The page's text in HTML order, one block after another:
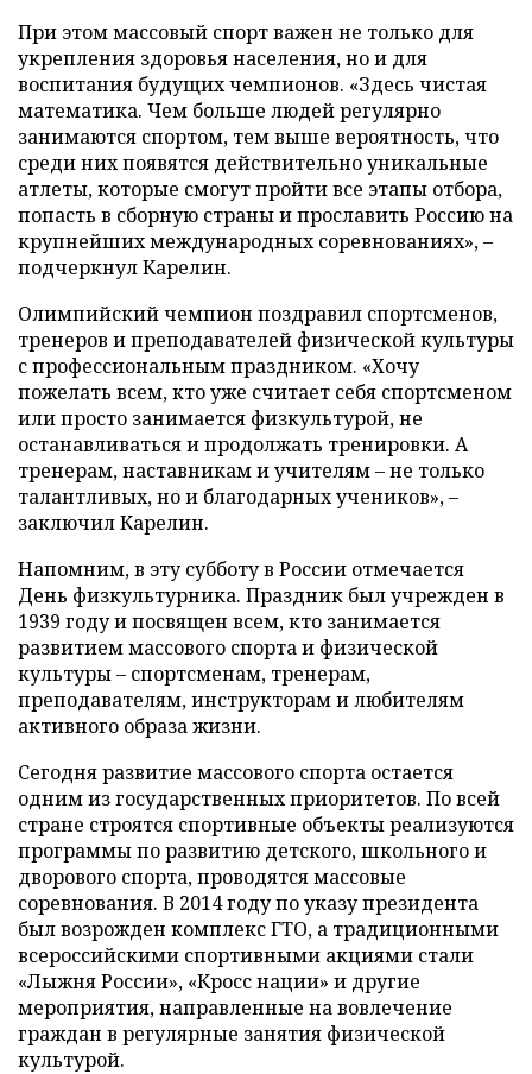
При этом массовый спорт важен не только для
укрепления здоровья населения, но и для
воспитания будущих чемпионов. «Здесь чистая
математика. Чем больше людей регулярно
занимаются спортом, тем выше вероятность, что
среди них появятся действительно уникальные
атлеты, которые смогут пройти все этапы отбора,
попасть в сборную страны и прославить Россию на
крупнейших международных соревнованиях», –
подчеркнул Карелин.
Олимпийский чемпион поздравил спортсменов,
тренеров и преподавателей физической культуры
с профессиональным праздником. «Хочу
пожелать всем, кто уже считает себя спортсменом
или просто занимается физкультурой, не
останавливаться и продолжать тренировки. А
тренерам, наставникам и учителям – не только
талантливых, но и благодарных учеников», –
заключил Карелин.
Напомним, в эту субботу в России отмечается
День физкультурника. Праздник был учрежден в
1939 году и посвящен всем, кто занимается
развитием массового спорта и физической
культуры – спортсменам, тренерам,
преподавателям, инструкторам и любителям
активного образа жизни.
Сегодня развитие массового спорта остается
одним из государственных приоритетов. По всей
стране строятся спортивные объекты реализуются
программы по развитию детского, школьного и
дворового спорта, проводятся массовые
соревнования. В 2014 году по указу президента
был возрожден комплекс ГТО, а традиционными
всероссийскими спортивными акциями стали
«Лыжня России», «Кросс нации» и другие
мероприятия, направленные на вовлечение
граждан в регулярные занятия физической
культурой.